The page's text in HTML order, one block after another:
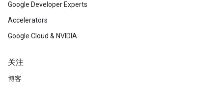
Google Developer Experts
Accelerators
Google Cloud & NVIDIA
关注
博客